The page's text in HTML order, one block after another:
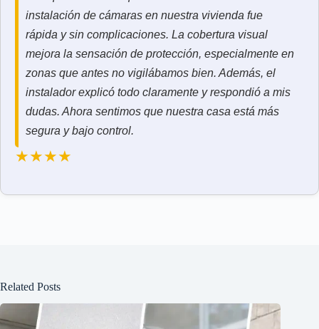
instalación de cámaras en nuestra vivienda fue
rápida y sin complicaciones. La cobertura visual
mejora la sensación de protección, especialmente en
zonas que antes no vigilábamos bien. Además, el
instalador explicó todo claramente y respondió a mis
dudas. Ahora sentimos que nuestra casa está más
segura y bajo control.
★★★★
Related Posts